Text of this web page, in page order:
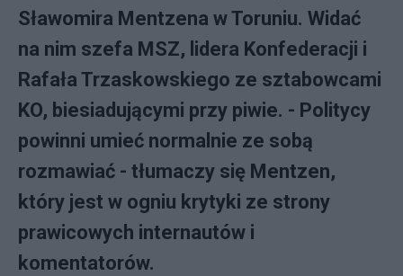
Sławomira Mentzena w Toruniu. Widać
na nim szefa MSZ, lidera Konfederacji i
Rafała Trzaskowskiego ze sztabowcami
KO, biesiadującymi przy piwie. - Politycy
powinni umieć normalnie ze sobą
rozmawiać - tłumaczy się Mentzen,
który jest w ogniu krytyki ze strony
prawicowych internautów i
komentatorów.